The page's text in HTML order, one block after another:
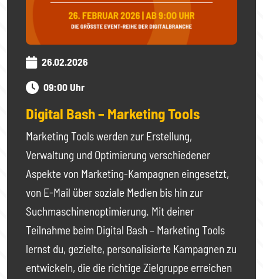
26.02.2026
09:00 Uhr
Digital Bash – Marketing Tools
Marketing Tools werden zur Erstellung,
Verwaltung und Optimierung verschiedener
Aspekte von Marketing-Kampagnen eingesetzt,
von E-Mail über soziale Medien bis hin zur
Suchmaschinenoptimierung. Mit deiner
Teilnahme beim Digital Bash – Marketing Tools
lernst du, gezielte, personalisierte Kampagnen zu
entwickeln, die die richtige Zielgruppe erreichen